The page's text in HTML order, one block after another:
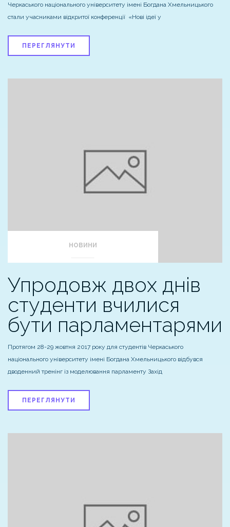
Черкаського національного університету імені Богдана Хмельницького
стали учасниками відкритої конференції «Нові ідеї у
ПЕРЕГЛЯНУТИ
НОВИНИ
Упродовж двох днів
студенти вчилися
бути парламентарями
Протягом 28-29 жовтня 2017 року для студентів Черкаського
національного університету імені Богдана Хмельницького відбувся
дводенний тренінг із моделювання парламенту Захід
ПЕРЕГЛЯНУТИ